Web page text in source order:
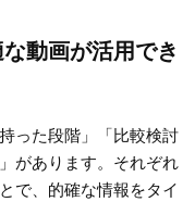
動画が活用でき
った段階」「比較検討
があります。それぞれ
で、的確な情報をタイ